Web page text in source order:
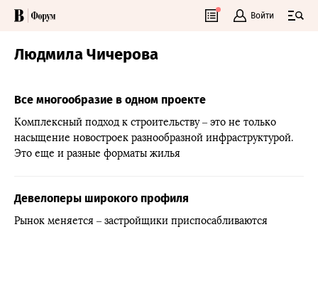
Войти
Людмила Чичерова
Все многообразие в одном проекте
Комплексный подход к строительству – это не только
насыщение новостроек разнообразной инфраструктурой.
Это еще и разные форматы жилья
Девелоперы широкого профиля
Рынок меняется – застройщики приспосабливаются